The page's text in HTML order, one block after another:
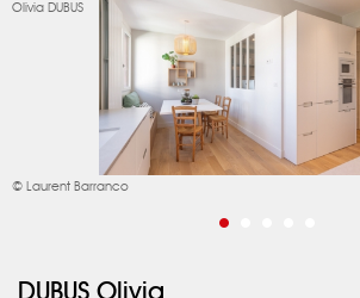
Olivia DUBUS
© Laurent Barranco
DUBUS Olivia